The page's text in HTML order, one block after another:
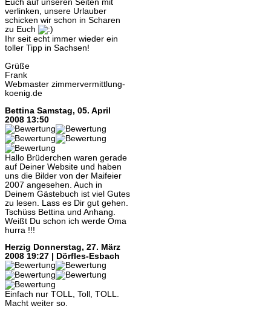
Euch auf unseren Seiten mit
verlinken, unsere Urlauber
schicken wir schon in Scharen
zu Euch
Ihr seit echt immer wieder ein
toller Tipp in Sachsen!
Grüße
Frank
Webmaster zimmervermittlung-
koenig.de
Bettina Samstag, 05. April
2008 13:50
Hallo Brüderchen waren gerade
auf Deiner Website und haben
uns die Bilder von der Maifeier
2007 angesehen. Auch in
Deinem Gästebuch ist viel Gutes
zu lesen. Lass es Dir gut gehen.
Tschüss Bettina und Anhang.
Weißt Du schon ich werde Oma
hurra !!!
Herzig Donnerstag, 27. März
2008 19:27 | Dörfles-Esbach
Einfach nur TOLL, Toll, TOLL.
Macht weiter so.